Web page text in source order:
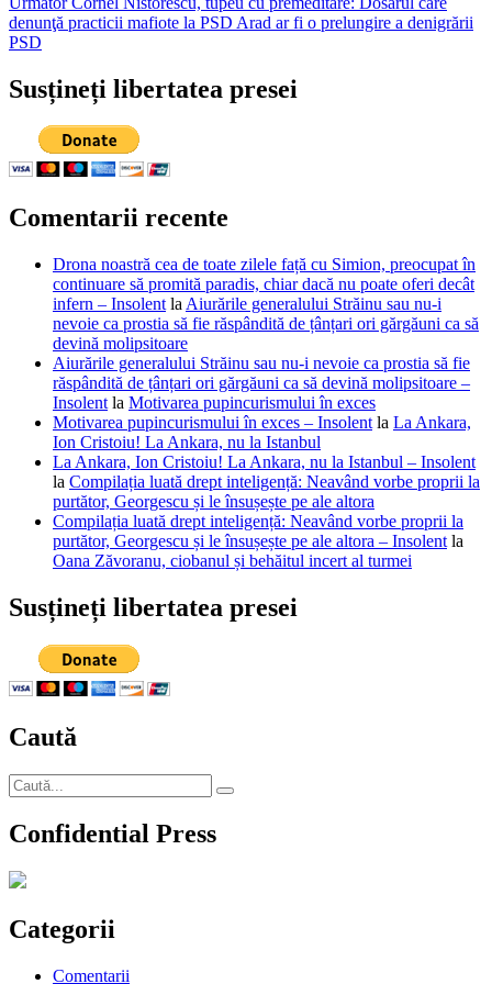
articoleurmător:
denunţă practicii mafiote la PSD Arad ar fi o prelungire a denigrării
PSD
Susțineți libertatea presei
Comentarii recente
Drona noastră cea de toate zilele față cu Simion, preocupat în
continuare să promită paradis, chiar dacă nu poate oferi decât
infern – Insolent la Aiurările generalului Străinu sau nu-i
nevoie ca prostia să fie răspândită de țânțari ori gărgăuni ca să
devină molipsitoare
Aiurările generalului Străinu sau nu-i nevoie ca prostia să fie
răspândită de țânțari ori gărgăuni ca să devină molipsitoare –
Insolent la Motivarea pupincurismului în exces
Motivarea pupincurismului în exces – Insolent la La Ankara,
Ion Cristoiu! La Ankara, nu la Istanbul
La Ankara, Ion Cristoiu! La Ankara, nu la Istanbul – Insolent
la Compilația luată drept inteligență: Neavând vorbe proprii la
purtător, Georgescu și le însușește pe ale altora
Compilația luată drept inteligență: Neavând vorbe proprii la
purtător, Georgescu și le însușește pe ale altora – Insolent la
Oana Zăvoranu, ciobanul și behăitul incert al turmei
Susțineți libertatea presei
Caută
Caută
după:
Căutare
Confidential Press
Categorii
Comentarii